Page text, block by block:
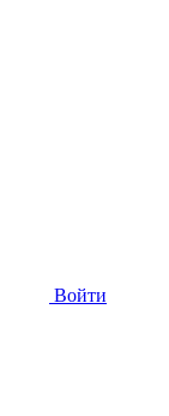
Войти